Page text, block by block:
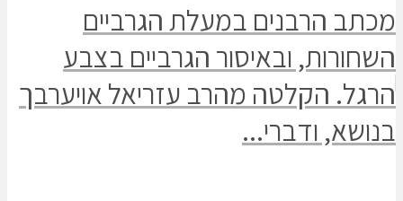
מכתב הרבנים במעלת הגרביים
השחורות, ובאיסור הגרביים בצבע
הרגל. הקלטה מהרב עזריאל אויערבך
בנושא, ודברי...